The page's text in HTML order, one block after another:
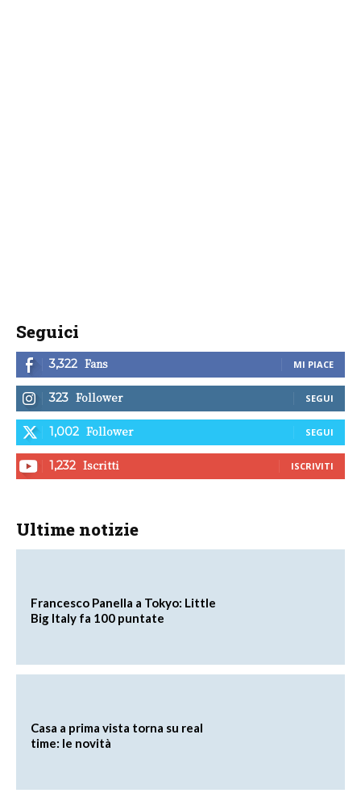
Seguici
3,322 Fans MI PIACE
323 Follower SEGUI
1,002 Follower SEGUI
1,232 Iscritti ISCRIVITI
Ultime notizie
Francesco Panella a Tokyo: Little
Big Italy fa 100 puntate
Casa a prima vista torna su real
time: le novità